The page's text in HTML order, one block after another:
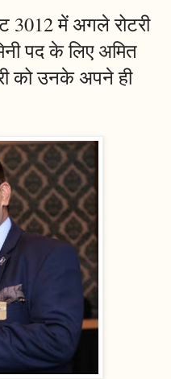
3012 में अगले रोटरी
पद के लिए अमित
को उनके अपने ही